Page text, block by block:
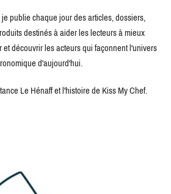
publie chaque jour des articles, dossiers,
destinés à aider les lecteurs à mieux
découvrir les acteurs qui façonnent l'univers
d'aujourd'hui.
Le Hénaff et l'histoire de Kiss My Chef.